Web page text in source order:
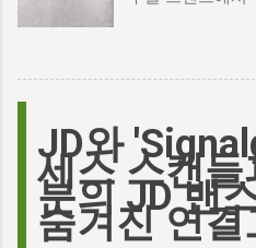
이름이 왜 다시
요? 표면적으로
이 그 시작입니
는 예술에 대한
끊임없는 열망이
Plufow Le Studio
리고 캐스팅 논쟁
JD와
세스 스캔
분의 JD 밴
숨겨진 연결